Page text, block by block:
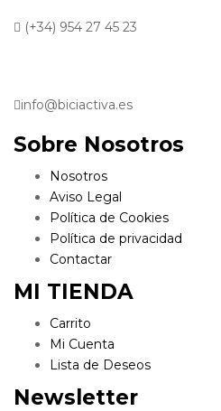
(+34) 954 27 45 23
info@biciactiva.es
Sobre Nosotros
Nosotros
Aviso Legal
Política de Cookies
Política de privacidad
Contactar
MI TIENDA
Carrito
Mi Cuenta
Lista de Deseos
Newsletter